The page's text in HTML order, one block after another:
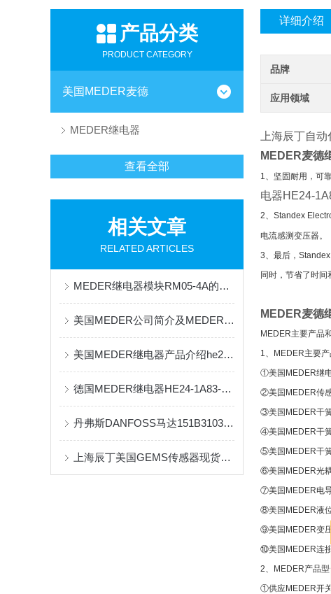
产品分类
PRODUCT CATEGORY
美国MEDER麦德
MEDER继电器
查看全部
相关文章
RELATED ARTICLES
MEDER继电器模块RM05-4A的特点及应用
美国MEDER公司简介及MEDER簧片应用he24-1a83-02
美国MEDER继电器产品介绍he24-1a83-02
德国MEDER继电器HE24-1A83-02到货实拍
丹弗斯DANFOSS马达151B3103原装现货供应
上海辰丁美国GEMS传感器现货库存
详细介绍
品牌
应用领域
上海辰丁自
MEDER麦德
1、坚固耐用，可
电器HE24-
2、Standex
电流感测变压器。
3、最后，
同时，节省了时间
MEDER麦德
MEDER主要产品
1、MEDER主要产
①美国MEDER继
②美国MEDER传
③美国MEDER干
④美国MEDER干
⑤美国MEDER干
⑥美国MEDER光
⑦美国MEDER电
⑧美国MEDER液
⑨美国MEDER变
⑩美国MEDER连接
2、MEDER产品型
①供应MEDER开